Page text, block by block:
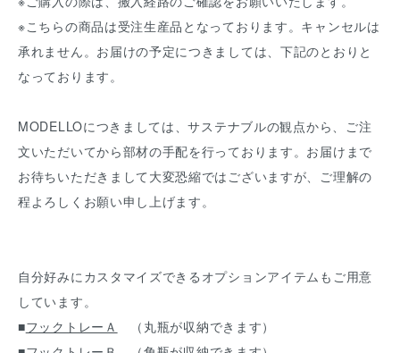
※こちらの商品は受注生産品となっております。キャンセルは
承れません。お届けの予定につきましては、下記のとおりと
なっております。
MODELLOにつきましては、サステナブルの観点から、ご注
文いただいてから部材の手配を行っております。お届けまで
お待ちいただきまして大変恐縮ではございますが、ご理解の
程よろしくお願い申し上げます。
自分好みにカスタマイズできるオプションアイテムもご用意
しています。
■フックトレーＡ
（丸瓶が収納できます）